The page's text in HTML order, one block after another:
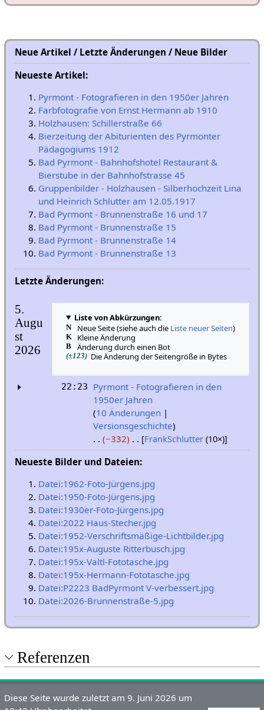
Neue Artikel / Letzte Änderungen / Neue Bilder
Neueste Artikel:
Pyrmont - Fotografieren in den 1950er Jahren
Farbfotografie von Ernst Hermann ab 1910
Holzhausen: Schillerstraße 66
Bierzeitung der Abiturienten des Pyrmonter
Pädagogiums 1912
Bad Pyrmont - Bahnhofshotel Restaurant &
Bierstube in der Bahnhofstrasse 45
Gruppenbilder - Holzhausen - Silberhochzeit Lina
und Heinrich Schlutter am 12.05.1917
Bad Pyrmont - Brunnenstraße 16 und 17
Bad Pyrmont - Brunnenstraße 15
Bad Pyrmont - Brunnenstraße 14
Bad Pyrmont - Brunnenstraße 13
Letzte Änderungen:
Liste von Abkürzungen:
N Neue Seite (siehe auch die Liste neuer Seiten)
K Kleine Änderung
B Änderung durch einen Bot
(±123) Die Änderung der Seitengröße in Bytes
5.
Augu
st
2026
22:23 Pyrmont - Fotografieren in den
1950er Jahren
10 Änderungen
Versionsgeschichte
−332
[FrankSchlutter (10×)]
Neueste Bilder und Dateien:
Datei:1962-Foto-Jürgens.jpg
Datei:1950-Foto-Jürgens.jpg
Datei:1930er-Foto-Jürgens.jpg
Datei:2022 Haus-Stecher.jpg
Datei:1952-Verschriftsmäßige-Lichtbilder.jpg
Datei:195x-Auguste Ritterbusch.jpg
Datei:195x-Valtl-Fototasche.jpg
Datei:195x-Hermann-Fototasche.jpg
Datei:P2223 BadPyrmont V-verbessert.jpg
Datei:2026-Brunnenstraße-5.jpg
Referenzen
Diese Seite wurde zuletzt am 9. Juni 2026 um